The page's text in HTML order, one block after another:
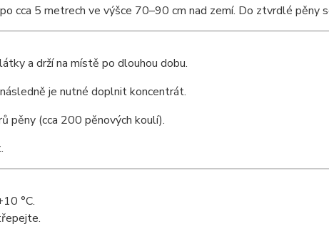
cca 5 metrech ve výšce 70–90 cm nad zemí. Do ztvrdlé pěny
a drží na místě po dlouhou dobu.
je nutné doplnit koncentrát.
pěny (cca 200 pěnových koulí).
°C.